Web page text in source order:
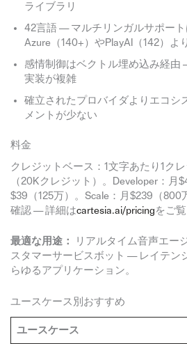
ライブラリ
42言語 — マルチリンガルサポート
Azure（140+）やPlayAI（142）よ
感情制御はベクトル埋め込み経由
実装が複雑
確立されたプロバイダよりエコシ
メントが少ない
料金
クレジットベース：1文字あたり1ク
（20Kクレジット）。Developer：月
$39（125万）。Scale：月$239（800
確認 — 詳細はcartesia.ai/pricing をご
最適な用途：
リアルタイム音声エー
スタマーサービスボット — レイテン
らゆるアプリケーション。
ユースケース別おすすめ
ユースケース